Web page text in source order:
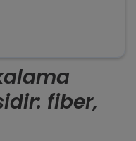
fiber,